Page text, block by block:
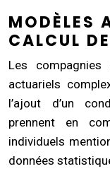
MODÈLES
CALCUL
Les compagnies
actuariels
l’ajout d’un
prennent en
individuels
données